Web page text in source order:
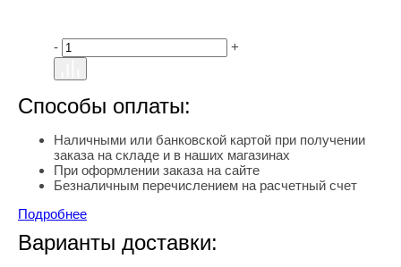
- +
Способы оплаты:
Наличными или банковской картой при получении
заказа на складе и в наших магазинах
При оформлении заказа на сайте
Безналичным перечислением на расчетный счет
Подробнее
Варианты доставки: